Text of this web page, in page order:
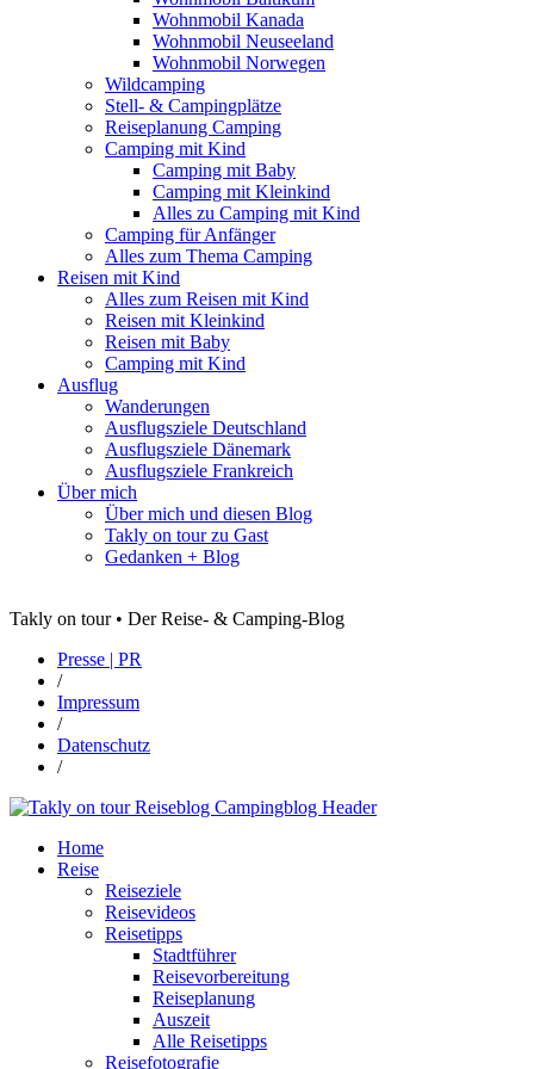
Wohnmobil Kanada
Wohnmobil Neuseeland
Wohnmobil Norwegen
Wildcamping
Stell- & Campingplätze
Reiseplanung Camping
Camping mit Kind
Camping mit Baby
Camping mit Kleinkind
Alles zu Camping mit Kind
Camping für Anfänger
Alles zum Thema Camping
Reisen mit Kind
Alles zum Reisen mit Kind
Reisen mit Kleinkind
Reisen mit Baby
Camping mit Kind
Ausflug
Wanderungen
Ausflugsziele Deutschland
Ausflugsziele Dänemark
Ausflugsziele Frankreich
Über mich
Über mich und diesen Blog
Takly on tour zu Gast
Gedanken + Blog
Takly on tour • Der Reise- & Camping-Blog
Presse | PR
/
Impressum
/
Datenschutz
/
Home
Reise
Reiseziele
Reisevideos
Reisetipps
Stadtführer
Reisevorbereitung
Reiseplanung
Auszeit
Alle Reisetipps
Reisefotografie